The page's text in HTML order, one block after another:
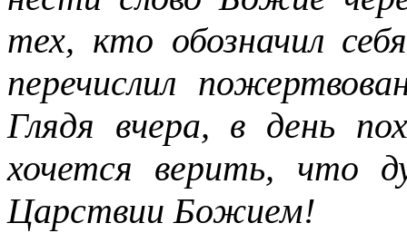
тех, кто обозначил
перечислил
Глядя вчера, в день
хочется верить, что
Царствии Божием!